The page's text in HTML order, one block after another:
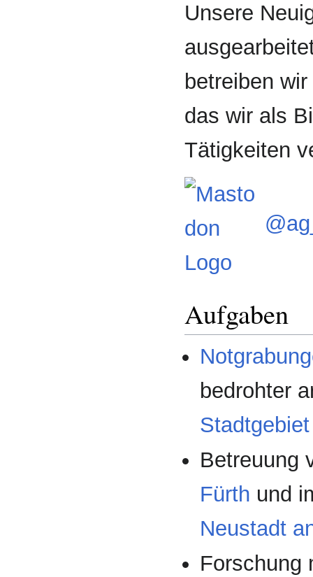
Unsere
betreiben
das wir als
Tätigkeiten
Aufgaben
bedrohter
Betreuung
Fürth und
Neustadt
Forschung